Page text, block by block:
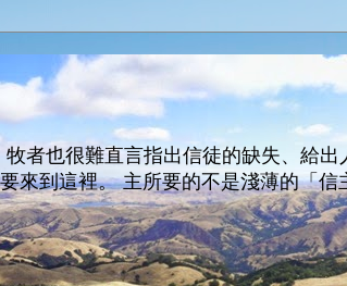
者也很難直言指出信徒的缺失、給
來到這裡。 主所要的不是淺薄的「